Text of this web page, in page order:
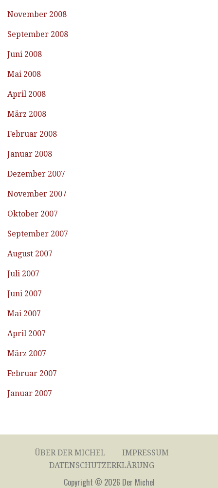
November 2008
September 2008
Juni 2008
Mai 2008
April 2008
März 2008
Februar 2008
Januar 2008
Dezember 2007
November 2007
Oktober 2007
September 2007
August 2007
Juli 2007
Juni 2007
Mai 2007
April 2007
März 2007
Februar 2007
Januar 2007
ÜBER DER MICHEL
IMPRESSUM
DATENSCHUTZERKLÄRUNG
Copyright © 2026 Der Michel